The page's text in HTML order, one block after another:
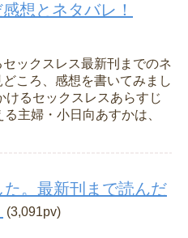
想とネタバレ！
セックスレス最新刊までのネ
どころ、感想を書いてみまし
けるセックスレスあらすじ
主婦・小日向あすかは、
。最新刊まで読んだ
(3,091pv)